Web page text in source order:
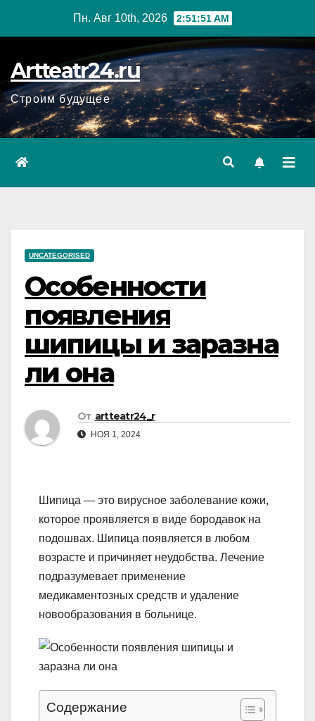
Пн. Авг 10th, 2026 2:51:52 AM
Artteatr24.ru
Строим будущее
UNCATEGORISED
Особенности
появления
шипицы и заразна
ли она
От artteatr24_r
НОЯ 1, 2024
Шипица — это вирусное заболевание кожи,
которое проявляется в виде бородавок на
подошвах. Шипица появляется в любом
возрасте и причиняет неудобства. Лечение
подразумевает применение
медикаментозных средств и удаление
новообразования в больнице.
Содержание